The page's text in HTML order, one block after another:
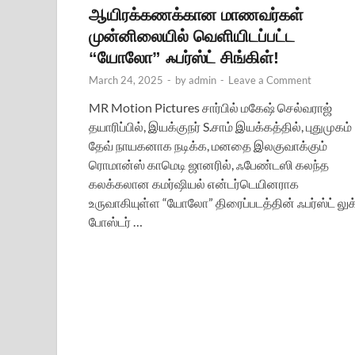
ஆயிரக்கணக்கான மாணவர்கள்
முன்னிலையில் வெளியிடப்பட்ட
“யோலோ” ஃபர்ஸ்ட் சிங்கிள்!
March 24, 2025 - byadmin - Leave a Comment
MR Motion Pictures சார்பில் மகேஷ் செல்வராஜ்
தயாரிப்பில், இயக்குநர் S.சாம் இயக்கத்தில், புதுமுகம்
தேவ் நாயகனாக நடிக்க, மனதை இலகுவாக்கும்
ரொமான்ஸ் காமெடி ஜானரில், ஃபேண்டஸி கலந்த
கலக்கலான கமர்ஷியல் என்டர்டெயினராக
உருவாகியுள்ள “யோலோ” திரைப்படத்தின் ஃபர்ஸ்ட்
போஸ்டர் …